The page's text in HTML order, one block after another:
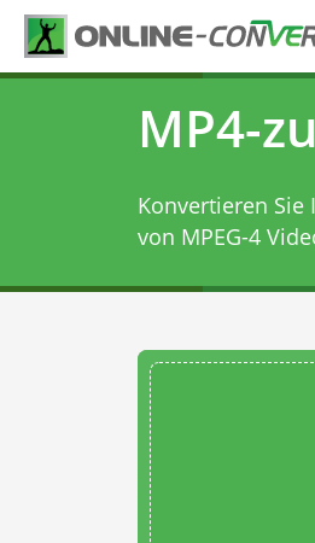
MP4-
Konvertieren
von MPEG-4